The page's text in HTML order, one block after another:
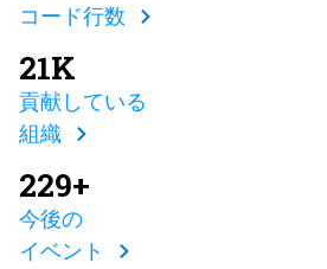
コード行数
21K
貢献している
組織
229+
今後の
イベント